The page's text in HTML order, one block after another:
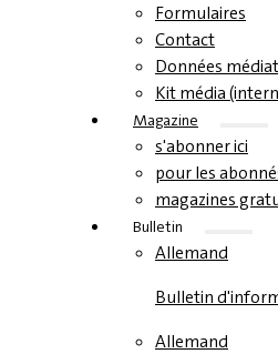
Formulaires
Contact
Données
Kit média
Magazine
s'abonner ici
pour les
magazines
Bulletin
Allemand
Bulletin
Allemand